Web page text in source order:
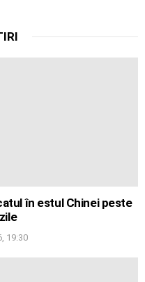
în estul Chinei peste
19:30